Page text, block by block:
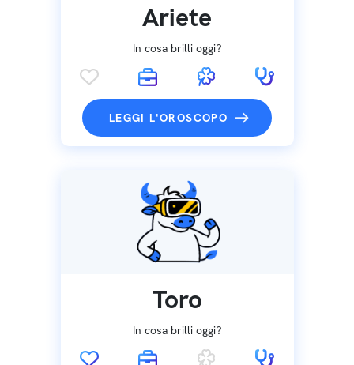
Ariete
In cosa brilli oggi?
LEGGI L'OROSCOPO
Toro
In cosa brilli oggi?